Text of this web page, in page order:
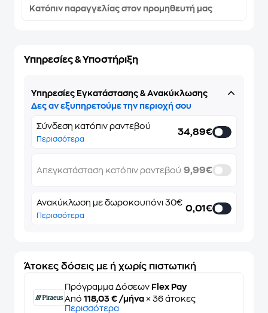
Κατόπιν παραγγελίας στον προμηθευτή μας
Υπηρεσίες & Υποστήριξη
Υπηρεσίες Εγκατάστασης & Ανακύκλωσης
Δες αν εξυπηρετούμε την περιοχή σου
Σύνδεση κατόπιν ραντεβού
Περισσότερα
34,89€
Απεγκατάσταση κατόπιν ραντεβού 9,99€
Ανακύκλωση με δωροκουπόνι 30€
Περισσότερα
0,01€
Άτοκες δόσεις με ή χωρίς πιστωτική
Πρόγραμμα Δόσεων Flex Pay
Από 118,03 € /μήνα × 36 άτοκες
Περισσότερα